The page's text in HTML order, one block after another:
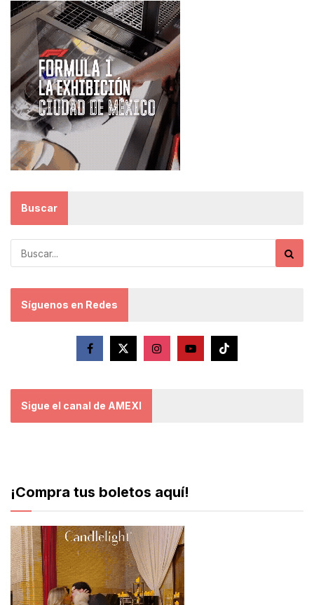
Buscar
Síguenos en Redes
Sigue el canal de AMEXI
¡Compra tus boletos aquí!